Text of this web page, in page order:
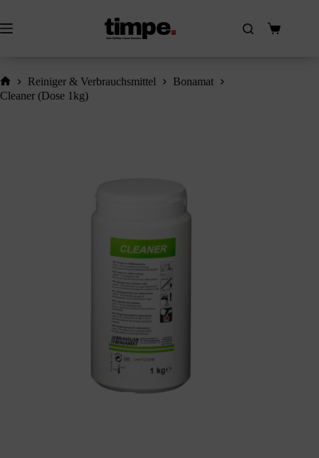
springen
Warenkorb
Home
Reiniger & Verbrauchsmittel
Bonamat
Cleaner (Dose 1kg)